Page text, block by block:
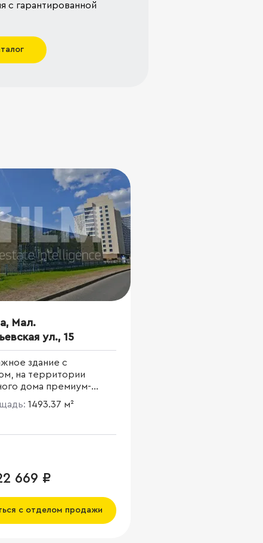
с гарантированной
Мал.
ул., 15
здание с
на территории
дома премиум-
1457,7 кв.м.
1493.37 м²
669 ₽
с отделом продажи